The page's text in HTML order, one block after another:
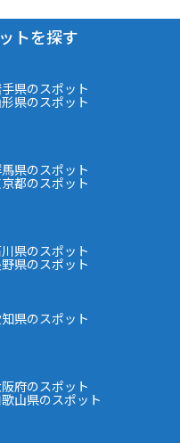
トを探す
県のスポット
県のスポット
県のスポット
都のスポット
県のスポット
県のスポット
県のスポット
府のスポット
山県のスポット